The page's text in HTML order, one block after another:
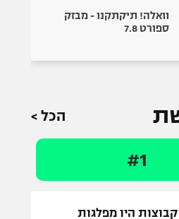
וואלה! תיקתקנו - מבזק
ספורט 7.8
הכל >
#1
היו מפלגות